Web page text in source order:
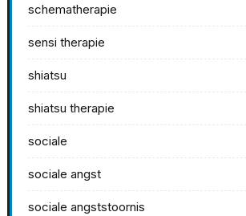
schematherapie
sensi therapie
shiatsu
shiatsu therapie
sociale
sociale angst
sociale angststoornis